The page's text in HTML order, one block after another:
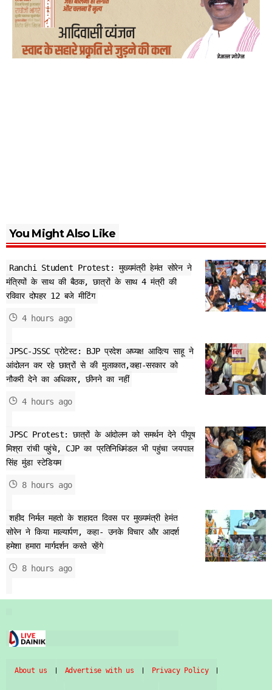
You Might Also Like
Ranchi Student Protest: मुख्यमंत्री हेमंत सोरेन ने
मंत्रियों के साथ की बैठक, छात्रों के साथ 4 मंत्री की
रविवार दोपहर 12 बजे मीटिंग
4 hours ago
JPSC-JSSC प्रोटेस्ट: BJP प्रदेश अघ्यक्ष आदित्य साहू ने
आंदोलन कर रहे छात्रों से की मुलाकात,कहा-सरकार को
नौकरी देने का अधिकार, छीनने का नहीं
4 hours ago
JPSC Protest: छात्रों के आंदोलन को समर्थन देने पीयूष
मिश्रा रांची पहुंचे, CJP का प्रतिनिधिमंडल भी पहुंचा जयपाल
सिंह मुंडा स्टेडियम
8 hours ago
शहीद निर्मल महतो के शहादत दिवस पर मुख्यमंत्री हेमंत
सोरेन ने किया माल्यार्पण, कहा- उनके विचार और आदर्श
हमेशा हमारा मार्गदर्शन करते रहेंगे
8 hours ago
About us Advertise with us Privacy Policy